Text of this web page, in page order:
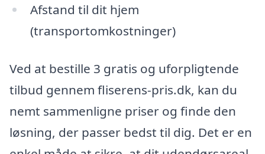
Afstand til dit hjem
(transportomkostninger)
Ved at bestille 3 gratis og uforpligtende
tilbud gennem fliserens-pris.dk, kan du
nemt sammenligne priser og finde den
løsning, der passer bedst til dig. Det er en